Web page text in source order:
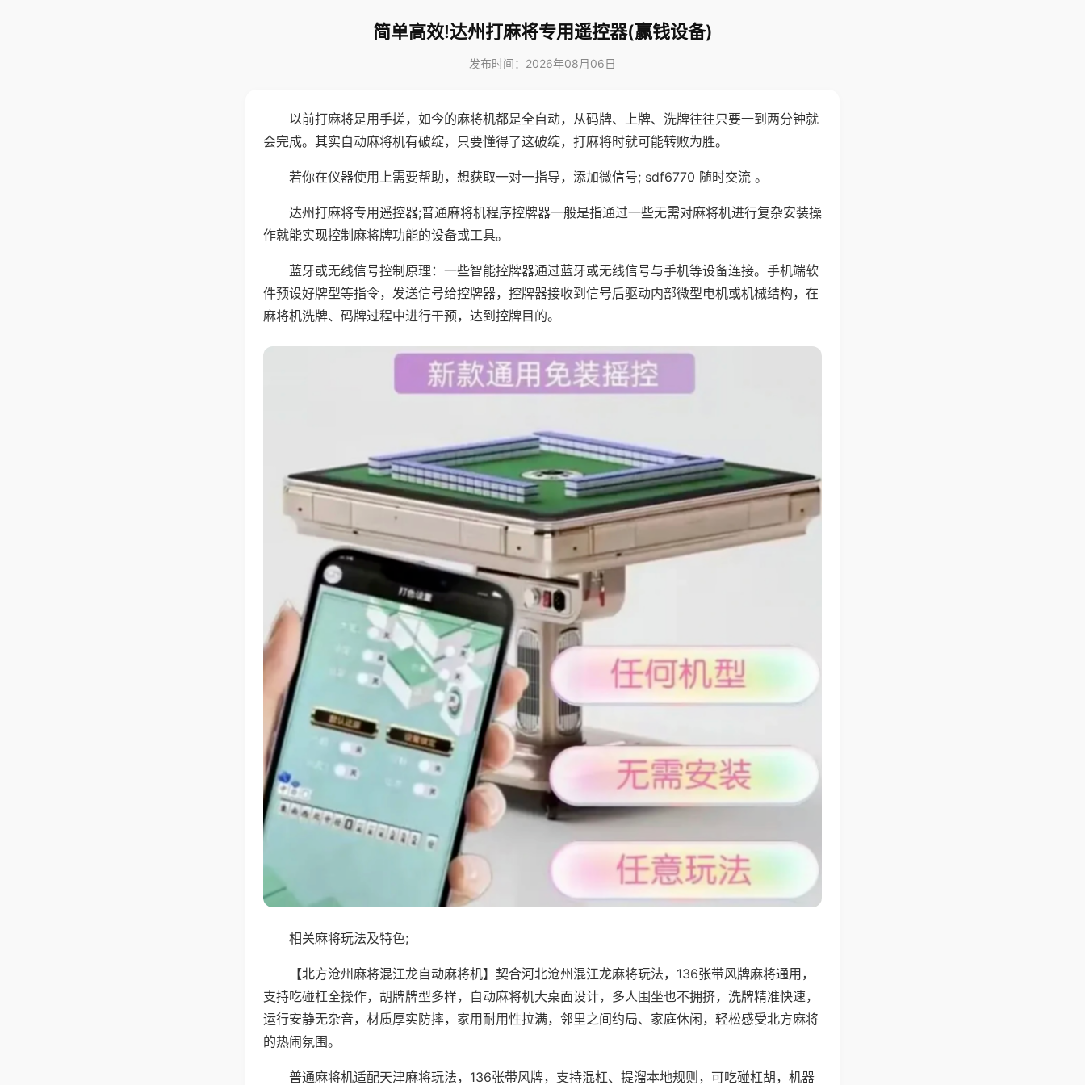
简单高效!达州打麻将专用遥控器(赢钱设备)
发布时间：2026年08月06日
以前打麻将是用手搓，如今的麻将机都是全自动，从码牌、上牌、洗牌往往只要一到两分钟就
会完成。其实自动麻将机有破绽，只要懂得了这破绽，打麻将时就可能转败为胜。
若你在仪器使用上需要帮助，想获取一对一指导，添加微信号; sdf6770 随时交流 。
达州打麻将专用遥控器;普通麻将机程序控牌器一般是指通过一些无需对麻将机进行复杂安装操
作就能实现控制麻将牌功能的设备或工具。
蓝牙或无线信号控制原理：一些智能控牌器通过蓝牙或无线信号与手机等设备连接。手机端软
件预设好牌型等指令，发送信号给控牌器，控牌器接收到信号后驱动内部微型电机或机械结构，在
麻将机洗牌、码牌过程中进行干预，达到控牌目的。
相关麻将玩法及特色;
【北方沧州麻将混江龙自动麻将机】契合河北沧州混江龙麻将玩法，136张带风牌麻将通用，
支持吃碰杠全操作，胡牌牌型多样，自动麻将机大桌面设计，多人围坐也不拥挤，洗牌精准快速，
运行安静无杂音，材质厚实防摔，家用耐用性拉满，邻里之间约局、家庭休闲，轻松感受北方麻将
的热闹氛围。
普通麻将机适配天津麻将玩法，136张带风牌，支持混杠、提溜本地规则，可吃碰杠胡，机器